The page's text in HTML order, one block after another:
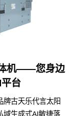
机——您身边
台
牌古天乐代言太阳
域生成式AI敏捷落